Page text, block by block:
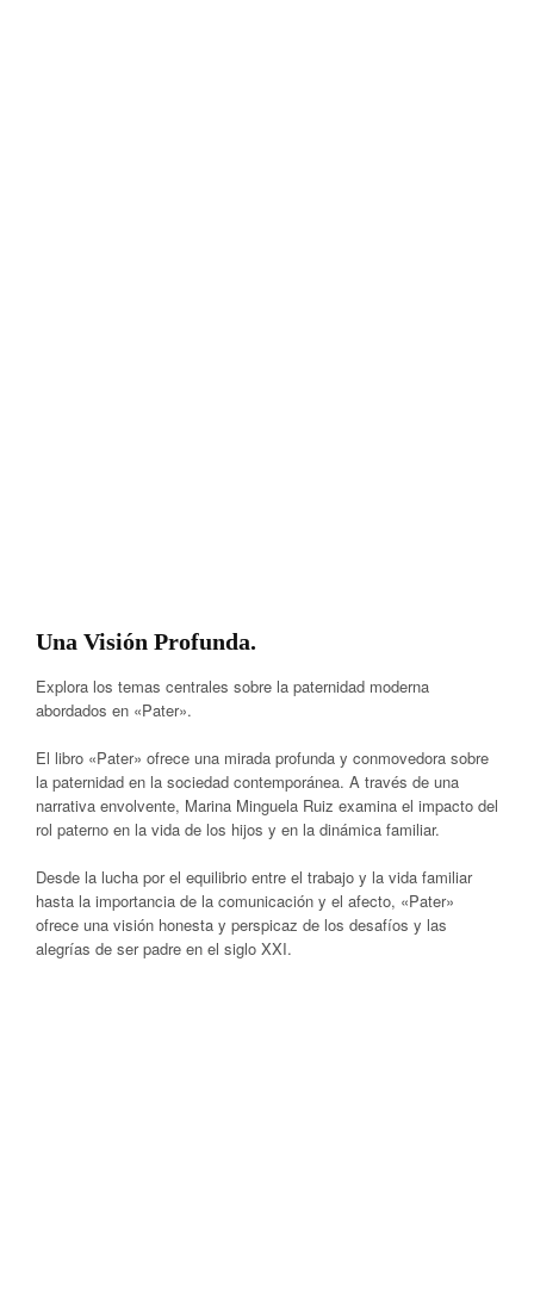
Una Visión Profunda.
Explora los temas centrales sobre la paternidad moderna
abordados en «Pater».
El libro «Pater» ofrece una mirada profunda y conmovedora sobre
la paternidad en la sociedad contemporánea. A través de una
narrativa envolvente, Marina Minguela Ruiz examina el impacto del
rol paterno en la vida de los hijos y en la dinámica familiar.
Desde la lucha por el equilibrio entre el trabajo y la vida familiar
hasta la importancia de la comunicación y el afecto, «Pater»
ofrece una visión honesta y perspicaz de los desafíos y las
alegrías de ser padre en el siglo XXI.